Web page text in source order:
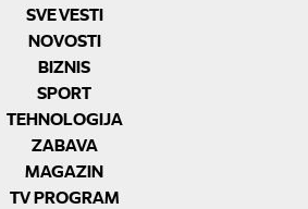
SVE VESTI
NOVOSTI
BIZNIS
SPORT
TEHNOLOGIJA
ZABAVA
MAGAZIN
TV PROGRAM